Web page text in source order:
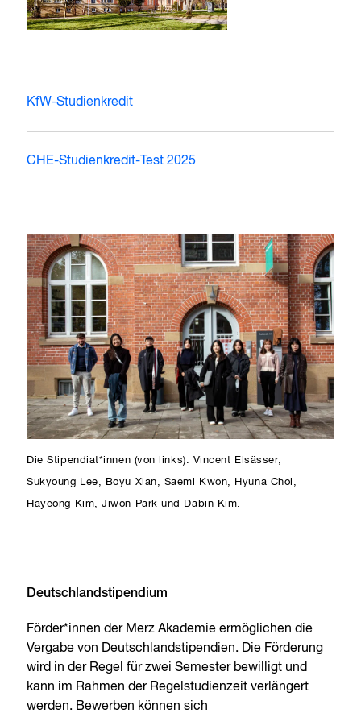
KfW-Studienkredit
CHE-Studienkredit-Test 2025
Die Stipendiat*innen (von links): Vincent Elsässer,
Sukyoung Lee, Boyu Xian, Saemi Kwon, Hyuna Choi,
Hayeong Kim, Jiwon Park und Dabin Kim.
Deutschlandstipendium
Förder*innen der Merz Akademie ermöglichen die
Vergabe von Deutschlandstipendien. Die Förderung
wird in der Regel für zwei Semester bewilligt und
kann im Rahmen der Regelstudienzeit verlängert
werden. Bewerben können sich